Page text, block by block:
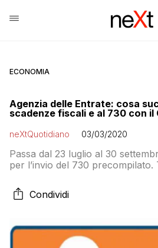
ECONOMIA
Agenzia delle Entrate: cosa
scadenze fiscali e al 730 con
neXtQuotidiano 03/03/2020
Passa dal 23 luglio al 30
per l’invio del 730
enti esterni (banche,
amministratori di condominio,
Condividi